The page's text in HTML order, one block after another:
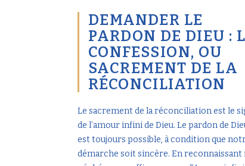
DEMANDER LE
PARDON DE DIEU :
CONFESSION, OU
SACREMENT DE LA
RÉCONCILIATION
Le sacrement de la réconciliation est le
de l’amour infini de Dieu. Le pardon de
est toujours possible, à condition que
démarche soit sincère. En reconnaissant